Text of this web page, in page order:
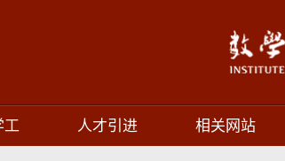
工 人才引进 相关网站